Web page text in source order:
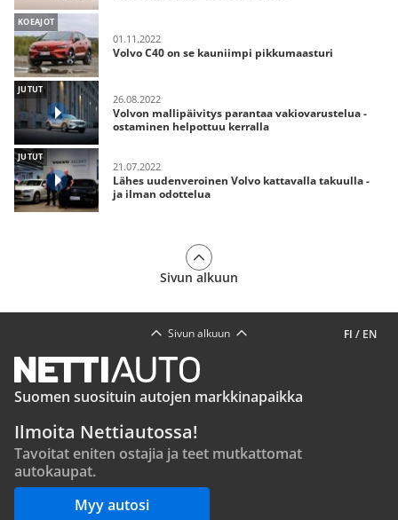
KOEAJOT
01.11.2022
Volvo C40 on se kauniimpi pikkumaasturi
JUTUT
26.08.2022
Volvon mallipäivitys parantaa vakiovarustelua -
ostaminen helpottuu kerralla
JUTUT
21.07.2022
Lähes uudenveroinen Volvo kattavalla takuulla -
ja ilman odottelua
Sivun alkuun
FI / EN
Sivun alkuun
Suomen suosituin autojen markkinapaikka
Ilmoita Nettiautossa!
Tavoitat eniten ostajia ja teet mutkattomat
autokaupat.
Myy autosi